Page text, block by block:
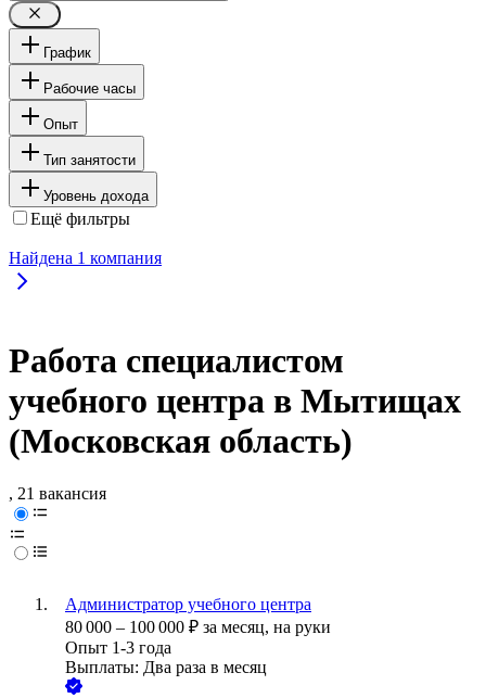
График
Рабочие часы
Опыт
Тип занятости
Уровень дохода
Ещё фильтры
Найдена 1 компания
Работа специалистом
учебного центра в Мытищах
(Московская область)
, 21 вакансия
Администратор учебного центра
80 000 – 100 000 ₽ за месяц, на руки
Опыт 1-3 года
Выплаты: Два раза в месяц